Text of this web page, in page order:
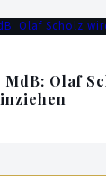
MdB: Olaf